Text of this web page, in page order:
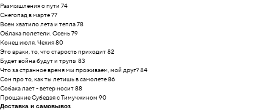
Размышления о пути 74
Снегопад в марте 77
Всем хватило лета и тепла 78
Облака полетели. Осень 79
Конец июля. Чехия 80
Это враки, то, что старость приходит 82
Будет война будут и трупы 83
Что за странное время мы проживаем, мой друг? 84
Сон про то, как ты летишь в самолете 86
Собака лает - ветер носит 88
Прощание Субедэя с Тимучжином 90
Доставка и самовывоз